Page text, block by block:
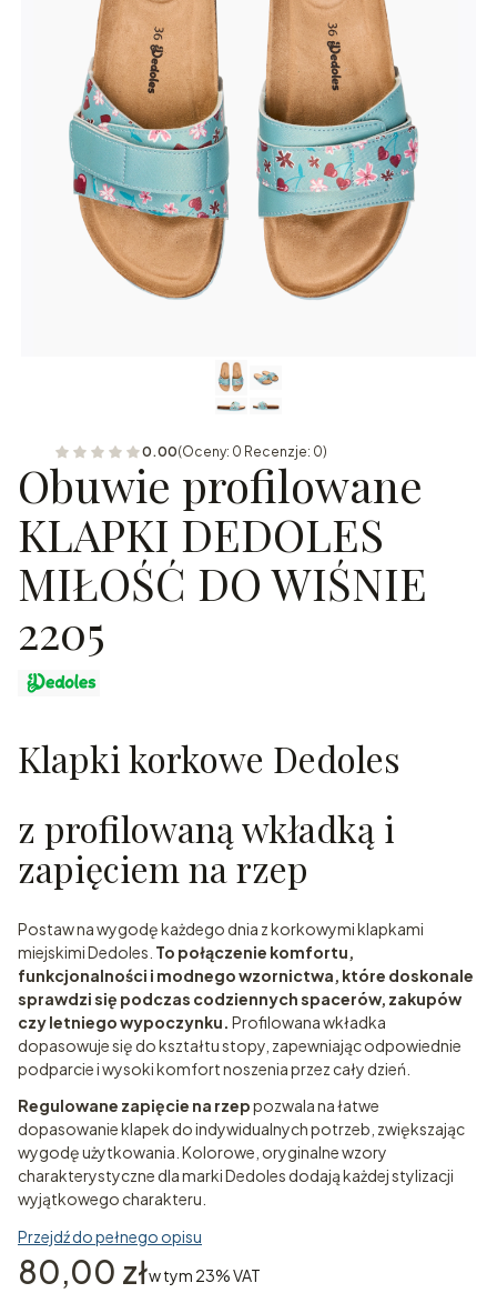
0.00(Oceny: 0 Recenzje: 0)
Obuwie profilowane
KLAPKI DEDOLES
MIŁOŚĆ DO WIŚNIE
2205
Klapki korkowe Dedoles
z profilowaną wkładką i
zapięciem na rzep
Postaw na wygodę każdego dnia z korkowymi klapkami
miejskimi Dedoles. To połączenie komfortu,
funkcjonalności i modnego wzornictwa, które doskonale
sprawdzi się podczas codziennych spacerów, zakupów
czy letniego wypoczynku. Profilowana wkładka
dopasowuje się do kształtu stopy, zapewniając odpowiednie
podparcie i wysoki komfort noszenia przez cały dzień.
Regulowane zapięcie na rzeppozwala na łatwe
dopasowanie klapek do indywidualnych potrzeb, zwiększając
wygodę użytkowania. Kolorowe, oryginalne wzory
charakterystyczne dla marki Dedoles dodają każdej stylizacji
wyjątkowego charakteru.
Przejdź do pełnego opisu
Cena
80,00 złw tym 23% VAT
w tym 23%VAT